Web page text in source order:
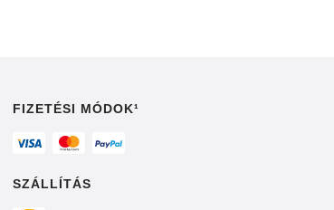
FIZETÉSI MÓDOK¹
SZÁLLÍTÁS